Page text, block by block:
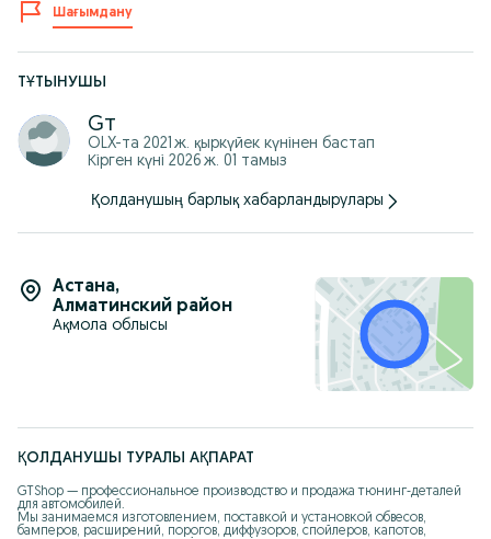
Шағымдану
ТҰТЫНУШЫ
Gт
OLX-та 2021 ж. қыркүйек күнінен бастап
Кірген күні 2026 ж. 01 тамыз
Қолданушың барлық хабарландырулары
Астана,
Алматинский район
Ақмола облысы
ҚОЛДАНУШЫ ТУРАЛЫ АҚПАРАТ
GTShop — профессиональное производство и продажа тюнинг-деталей
для автомобилей.
Мы занимаемся изготовлением, поставкой и установкой обвесов,
бамперов, расширений, порогов, диффузоров, спойлеров, капотов,